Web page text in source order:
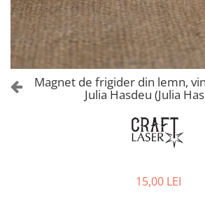
Castelul Peles
Cetatea Alba Carolina
Cetatea de Scaun a Sucevei
Cetatea Oradea
Sighisoara
Bojdeuca "Ion Creanga", Iasi
Cani suvenir
Colectia "Orase Medievale"
Colectia Semne de carte Suvenir
Semn de carte suvenir acuarela
Semn de carte suvenir gravat
Magneti de frigider, din lemn
Magneti de frigider din lemn,
Magnet de frigider din lemn,
Julia Hasdeu (Julia
15,00 LEI